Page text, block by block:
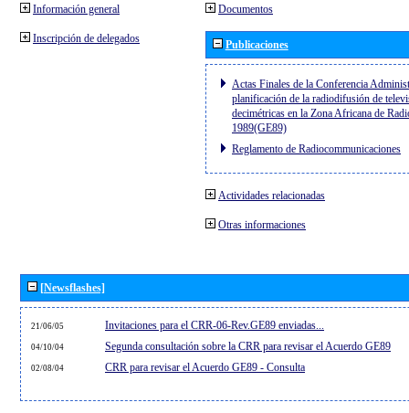
Información general
Inscripción de delegados
Documentos
Publicaciones
Actas Finales de la Conferencia
planificación de la radiodifusión de
decimétricas en la Zona Africana de
1989(GE89)
Reglamento de Radiocommunicaciones
Actividades relacionadas
Otras informaciones
[Newsflashes]
21/06/05 Invitaciones para el CRR-06-Rev.GE89 enviadas...
04/10/04 Segunda consultación sobre la CRR para revisar el Acuerdo GE89
02/08/04 CRR para revisar el Acuerdo GE89 - Consulta